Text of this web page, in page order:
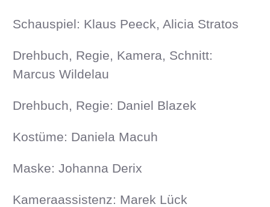
Schauspiel: Klaus Peeck, Alicia Stratos
Drehbuch, Regie, Kamera, Schnitt:
Marcus Wildelau
Drehbuch, Regie: Daniel Blazek
Kostüme: Daniela Macuh
Maske: Johanna Derix
Kameraassistenz: Marek Lück